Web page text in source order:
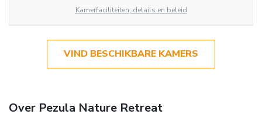
Kamerfaciliteiten, details en beleid
VIND BESCHIKBARE KAMERS
Over Pezula Nature Retreat